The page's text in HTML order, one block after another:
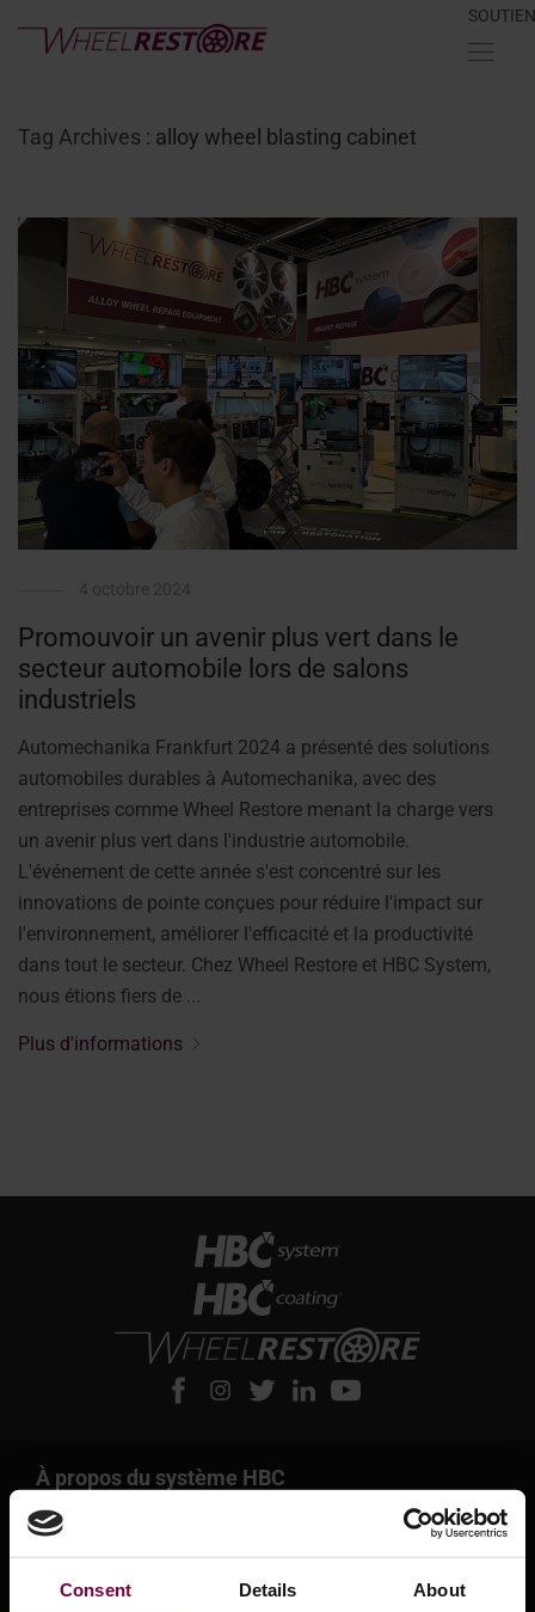
Consent Details About
SOUTIEN
Tag Archives : alloy wheel blasting cabinet
Promouvoir un avenir plus vert dans le
secteur automobile lors de salons
industriels
Automechanika Frankfurt 2024 a présenté des solutions
automobiles durables à Automechanika, avec des
entreprises comme Wheel Restore menant la charge vers
un avenir plus vert dans l'industrie automobile.
L'événement de cette année s'est concentré sur les
innovations de pointe conçues pour réduire l'impact sur
l'environnement, améliorer l'efficacité et la productivité
dans tout le secteur. Chez Wheel Restore et HBC System,
nous étions fiers de ...
Plus d'informations
À propos du système HBC
À propos du système HBC